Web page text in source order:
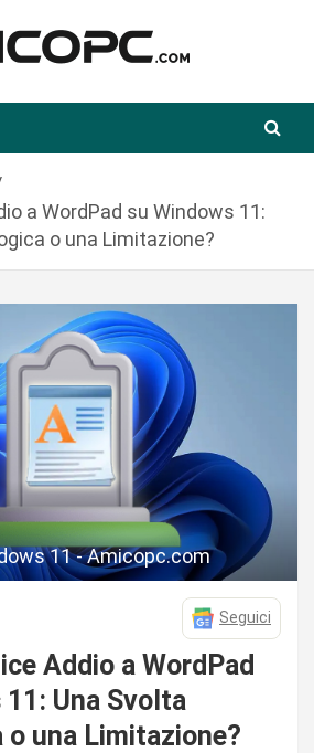
a WordPad su Windows 11:
o una Limitazione?
11 - Amicopc.com
Seguici
Addio a WordPad
Una Svolta
o una Limitazione?